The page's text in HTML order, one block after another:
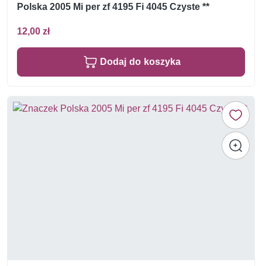
Polska 2005 Mi per zf 4195 Fi 4045 Czyste **
12,00 zł
Dodaj do koszyka